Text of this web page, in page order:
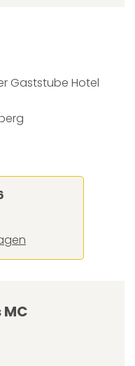
Gaststube Hotel